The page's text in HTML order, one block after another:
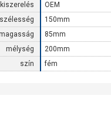
kiszerelés
OEM
szélesség
150mm
85mm
mélység
200mm
szín
fém